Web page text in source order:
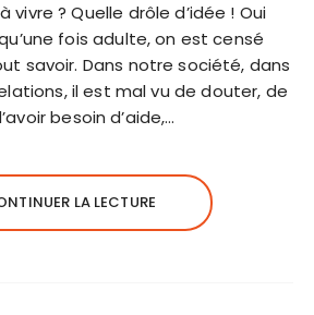
vivre ? Quelle drôle d’idée ! Oui
fois adulte, on est censé
savoir. Dans notre société, dans
il est mal vu de douter, de
besoin d’aide,…
LA LECTURE